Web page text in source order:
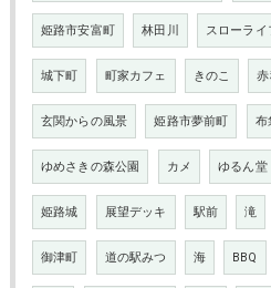
姫路市安富町 林田川 スローライ
城下町 町家カフェ きのこ
玄関からの風景 姫路市夢前町 布
ゆめさきの森公園 カメ ゆるん堂
姫路城 展望デッキ 駅前 滝
御津町 道の駅みつ 海 BBQ